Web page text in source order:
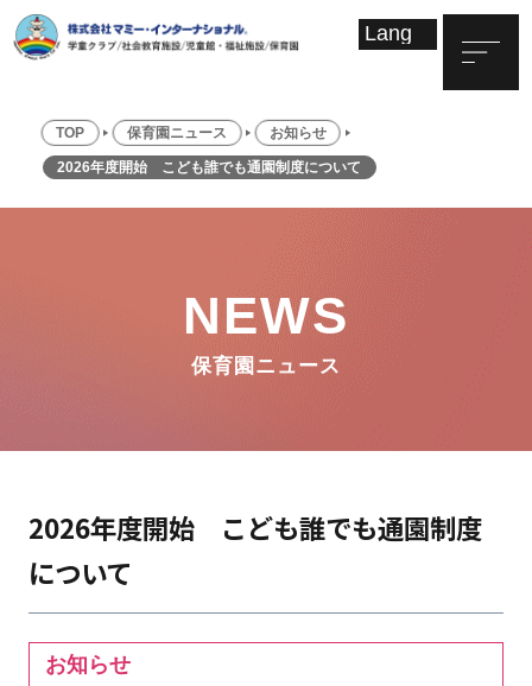
TOP 保育園ニュース お知らせ
2026年度開始 こども誰でも通園制度について
NEWS
保育園ニュース
2026年度開始 こども誰でも通園制度
について
お知らせ